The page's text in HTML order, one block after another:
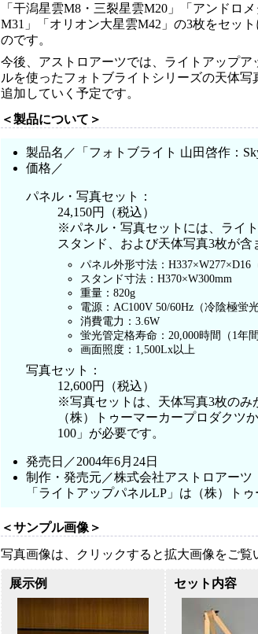
「干潟星雲M8・三裂星雲M20」「アンドロ
M31」「オリオン大星雲M42」の3枚をセット
のです。
今後、アストロアーツでは、ライトアップア
ルを使ったフォトブライトシリーズの天体写
追加していく予定です。
＜製品について＞
製品名／「フォトブライト 山田啓作：
価格／
パネル・写真セット：
24,150円（税込）
※パネル・写真セットには、ライ
スタンド、および天体写真3枚が含
パネル外形寸法：H337×W277×D16
スタンド寸法：H370×W300mm
重量：820g
電源：AC100V 50/60Hz（冷陰極蛍
消費電力：3.6W
蛍光管定格寿命：20,000時間（1年
画面照度：1,500Lx以上
写真セット：
12,600円（税込）
※写真セットは、天体写真3枚のみ
（株）トゥーマーカープロダクツ
100」が必要です。
発売日／2004年6月24日
制作・発売元／株式会社アストロアーツ
「ライトアップパネルLP」は（株）ト
＜サンプル画像＞
写真画像は、クリックすると拡大画像をご覧
展示例 セット内容